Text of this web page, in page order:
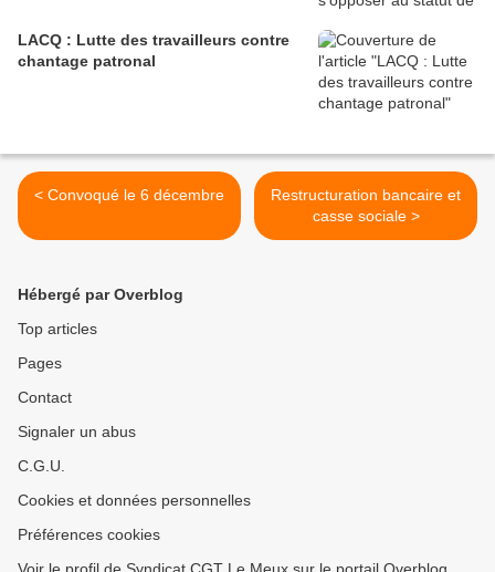
LACQ : Lutte des travailleurs contre
chantage patronal
< Convoqué le 6 décembre
Restructuration bancaire et
casse sociale >
Hébergé par Overblog
Top articles
Pages
Contact
Signaler un abus
C.G.U.
Cookies et données personnelles
Préférences cookies